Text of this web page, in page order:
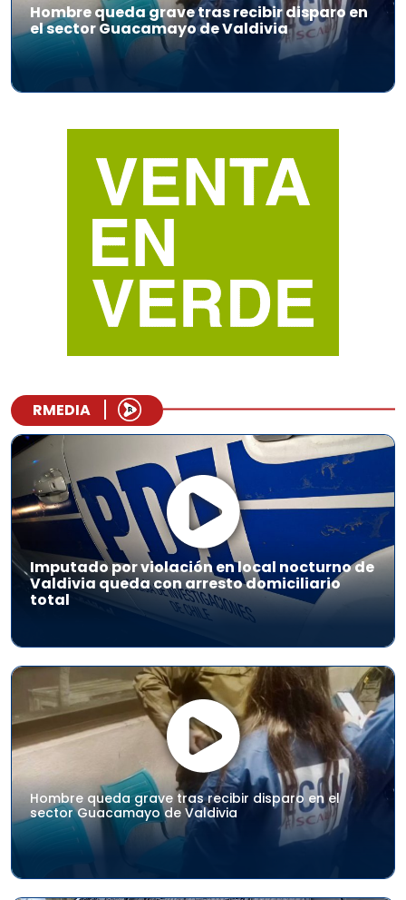
Hombre queda grave tras recibir disparo en
el sector Guacamayo de Valdivia
RMEDIA
Imputado por violación en local nocturno de
Valdivia queda con arresto domiciliario
total
Hombre queda grave tras recibir disparo en el
sector Guacamayo de Valdivia